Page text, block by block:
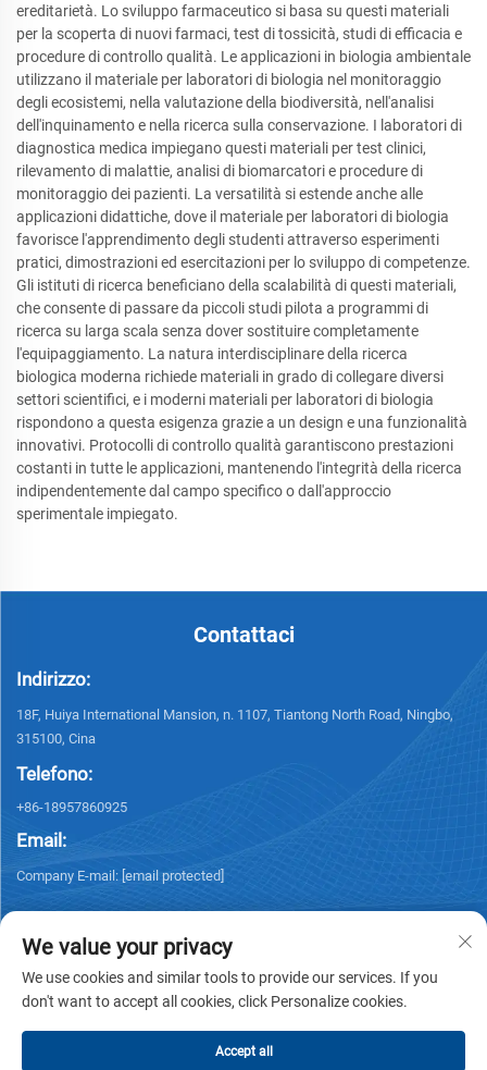
ereditarietà. Lo sviluppo farmaceutico si basa su questi materiali
per la scoperta di nuovi farmaci, test di tossicità, studi di efficacia e
procedure di controllo qualità. Le applicazioni in biologia ambientale
utilizzano il materiale per laboratori di biologia nel monitoraggio
degli ecosistemi, nella valutazione della biodiversità, nell'analisi
dell'inquinamento e nella ricerca sulla conservazione. I laboratori di
diagnostica medica impiegano questi materiali per test clinici,
rilevamento di malattie, analisi di biomarcatori e procedure di
monitoraggio dei pazienti. La versatilità si estende anche alle
applicazioni didattiche, dove il materiale per laboratori di biologia
favorisce l'apprendimento degli studenti attraverso esperimenti
pratici, dimostrazioni ed esercitazioni per lo sviluppo di competenze.
Gli istituti di ricerca beneficiano della scalabilità di questi materiali,
che consente di passare da piccoli studi pilota a programmi di
ricerca su larga scala senza dover sostituire completamente
l'equipaggiamento. La natura interdisciplinare della ricerca
biologica moderna richiede materiali in grado di collegare diversi
settori scientifici, e i moderni materiali per laboratori di biologia
rispondono a questa esigenza grazie a un design e una funzionalità
innovativi. Protocolli di controllo qualità garantiscono prestazioni
costanti in tutte le applicazioni, mantenendo l'integrità della ricerca
indipendentemente dal campo specifico o dall'approccio
sperimentale impiegato.
Contattaci
Indirizzo:
18F, Huiya International Mansion, n. 1107, Tiantong North Road, Ningbo,
315100, Cina
Telefono:
+86-18957860925
Email:
Company E-mail: [email protected]
Informativa sulla privacy
We value your privacy
We use cookies and similar tools to provide our services. If you
don't want to accept all cookies, click Personalize cookies.
Accept all